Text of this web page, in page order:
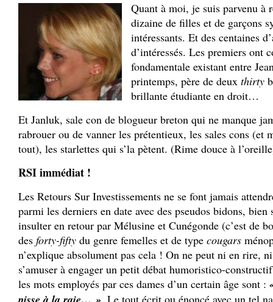
Quant à moi, je suis parvenu à
dizaine de filles et de garçons
intéressants. Et des centaines
d’intéressés. Les premiers ont
fondamentale existant entre
printemps, père de deux thirty
brillante étudiante en droit…
Et Janluk, sale con de blogueur breton qui ne manque
rabrouer ou de vanner les prétentieux, les sales cons (et
tout), les starlettes qui s’la pètent. (Rime douce à
RSI immédiat !
Les Retours Sur Investissements ne se font jamais
parmi les derniers en date avec des pseudos bidons,
insulter en retour par Mélusine et Cunégonde (c’est de
des forty-fifty du genre femelles et de type cougars
n’explique absolument pas cela ! On ne peut ni en rire,
s’amuser à engager un petit débat humoristico-
les mots employés par ces dames d’un certain âge sont :
. Le tout écrit ou énoncé avec un tel